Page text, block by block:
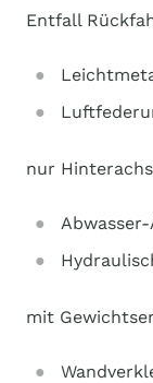
Entfall
nur
mit